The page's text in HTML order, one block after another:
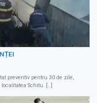
preventiv pentru 30 de zile,
Schitu. […]